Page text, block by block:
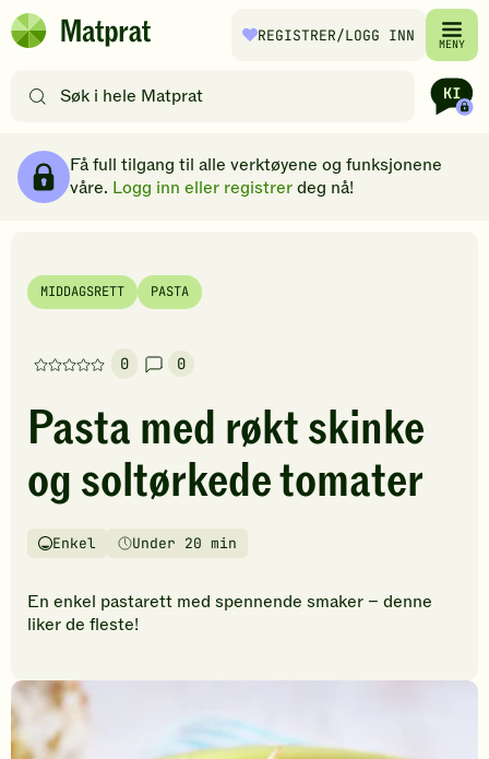
Hopp til hovedinnhold
Matprat
REGISTRER/LOGG INN MENY
etter
filtre
Få full tilgang til alle verktøyene og funksjonene
våre. Logg inn eller registrerdeg nå!
MIDDAGSRETT PASTA
0
Denne
har
foreløpig
ingen
vurderinger.
den
til
å
vurdere
oppskriften.
0
Pasta med røkt skinke
og soltørkede tomater
Vanskelighetsgrad
Enkel
TilberedningstidUnder 20 min
En enkel pastarett med spennende smaker – denne
liker de fleste!